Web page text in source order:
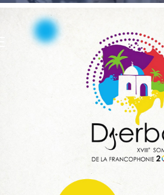
ANSEJ
ONG & Bailleur de fonds
Plateformes digitales
Web, Intranet et Extranet